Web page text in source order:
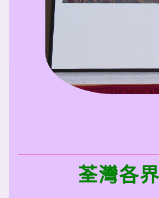
荃灣各